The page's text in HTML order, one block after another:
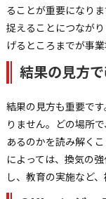
ることが重要になり
捉えることにつなが
げるところまでが事
結果の見方
結果の見方も重要で
りません。どの場所
あるのかを読み解く
によっては、換気の
し、教育の実施など